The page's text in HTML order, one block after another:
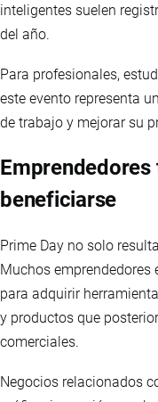
inteligentes suelen
del año.
Para profesionales,
este evento representa
de trabajo y mejorar su
beneficiarse
Prime Day no solo
Muchos
para adquirir
y productos que
comerciales.
Negocios relacionados